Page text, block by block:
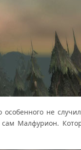
не
сам Малфурион.